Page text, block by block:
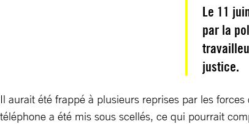
Le 11
par la
justice.
Il aurait été frappé à plusieurs reprises par les
téléphone a été mis sous scellés, ce qui pourrait